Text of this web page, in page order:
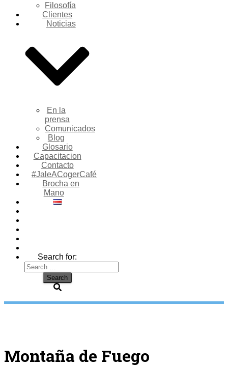
Filosofía
Clientes
Noticias
En la
prensa
Comunicados
Blog
Glosario
Capacitacion
Contacto
#JaleACogerCafé
Brocha en
Mano
Search for:
Montaña de Fuego